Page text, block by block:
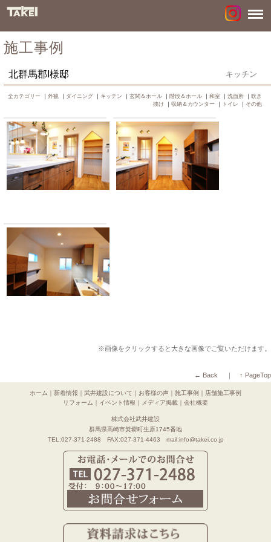
施工事例
北群馬郡I様邸 キッチン
全カテゴリー ｜ 外観 ｜ ダイニング ｜ キッチン ｜ 玄関＆ホール ｜ 階段＆ホール ｜ 和室 ｜ 洗面所 ｜ 吹き
抜け ｜ 収納＆カウンター ｜ トイレ ｜ その他
※画像をクリックすると大きな画像でご覧いただけます。
← Back ｜ ↑ PageTop
ホーム 新着情報 武井建設について お客様の声 施工事例
店舗施工事例
リフォーム
イベント情報 メディア掲載 会社概要
株式会社武井建設
群馬県高崎市箕郷町生原1745番地
TEL:027-371-2488 FAX:027-371-4463 mail:info@takei.co.jp